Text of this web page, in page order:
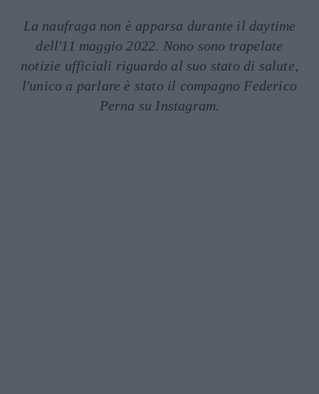
La naufraga non è apparsa durante il daytime
dell'11 maggio 2022. Nono sono trapelate
notizie ufficiali riguardo al suo stato di salute,
l'unico a parlare è stato il compagno Federico
Perna su Instagram.